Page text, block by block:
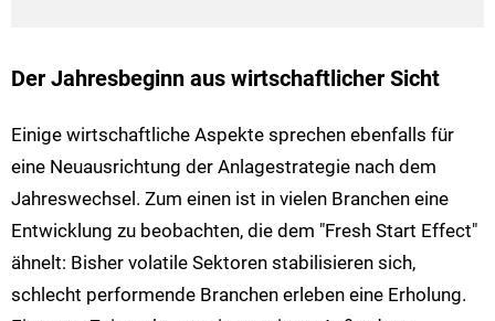
Der Jahresbeginn aus wirtschaftlicher Sicht
Einige wirtschaftliche Aspekte sprechen ebenfalls für
eine Neuausrichtung der Anlagestrategie nach dem
Jahreswechsel. Zum einen ist in vielen Branchen eine
Entwicklung zu beobachten, die dem "Fresh Start Effect"
ähnelt: Bisher volatile Sektoren stabilisieren sich,
schlecht performende Branchen erleben eine Erholung.